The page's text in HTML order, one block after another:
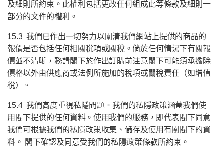
及細則所約束。此權利包括更改任何組成此等條款及細則一
部分的文件的權利。
15.3 我們已作出一切努力以闡清我們網站上提供的商品的
報價是否包括任何相關稅項或關稅。倘於任何情況下有關報
價並不清晰，務請閣下於作出訂購前注意閣下可能須承擔除
價格以外由供應商或法例所施加的稅項或關稅責任（如增值
稅）。
15.4 我們高度重視私隱問題。我們的私隱政策涵蓋我們使
用閣下提供的任何資料。使用我們的服務，即代表閣下同意
我們可根據我們的私隱政策收集、儲存及使用有關閣下的資
料。 閣下確認及同意受我們的私隱政策條款所約束。